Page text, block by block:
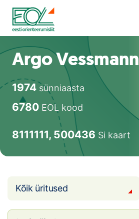
Liigu
sisu
juurde
Uudised
Orienteerujale
Eesti Orienteerumine 100!
Toetamine
Argo Vessmann
1974 sünniaasta
6780 EOL kood
8111111, 500436 Si kaart
Kõik üritused